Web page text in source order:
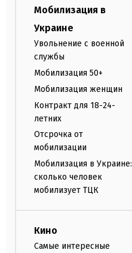
Мобилизация в
Украине
Увольнение с военной
службы
Мобилизация 50+
Мобилизация женщин
Контракт для 18-24-
летних
Отсрочка от
мобилизации
Мобилизация в Украине:
сколько человек
мобилизует ТЦК
Кино
Самые интересные